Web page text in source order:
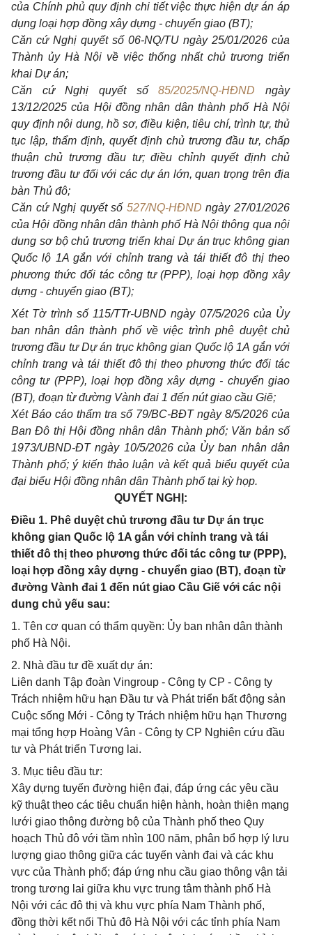
của Chính phủ quy định chi tiết việc thực hiện dự án áp
dụng loại hợp đồng xây dựng - chuyển giao (BT);
Căn cứ Nghị quyết số 06-NQ/TU ngày 25/01/2026 của
Thành ủy Hà Nội về việc thống nhất chủ trương triển
khai Dự án;
Căn cứ Nghị quyết số85/2025/NQ-HĐND ngày
13/12/2025 của Hội đồng nhân dân thành phố Hà Nội
quy định nội dung, hồ sơ, điều kiện, tiêu chí, trình tự, thủ
tục lập, thẩm định, quyết định chủ trương đầu tư, chấp
thuận chủ trương đầu tư; điều chỉnh quyết định chủ
trương đầu tư đối với các dự án lớn, quan trọng trên địa
bàn Thủ đô;
Căn cứ Nghị quyết số 527/NQ-HĐND ngày 27/01/2026
của Hội đồng nhân dân thành phố Hà Nội thông qua nội
dung sơ bộ chủ trương triển khai Dự án trục không gian
Quốc lộ 1A gắn với chỉnh trang và tái thiết đô thị theo
phương thức đối tác công tư (PPP), loại hợp đồng xây
dựng - chuyển giao (BT);
Xét Tờ trình số 115/TTr-UBND ngày 07/5/2026 của Ủy
ban nhân dân thành phố về việc trình phê duyệt chủ
trương đầu tư Dự án trục không gian Quốc lộ 1A gắn với
chỉnh trang và tái thiết đô thị theo phương thức đối tác
công tư (PPP), loại hợp đồng xây dựng - chuyển giao
(BT), đoạn từ đường Vành đai 1 đến nút giao cầu Giẽ;
Xét Báo cáo thẩm tra số 79/BC-BĐT ngày 8/5/2026 của
Ban Đô thị Hội đồng nhân dân Thành phố; Văn bản số
1973/UBND-ĐT ngày 10/5/2026 của Ủy ban nhân dân
Thành phố; ý kiến thảo luận và kết quả biểu quyết của
đại biểu Hội đồng nhân dân Thành phố tại kỳ họp.
QUYẾT NGHỊ:
Điều 1. Phê duyệt chủ trương đầu tư Dự án trục
không gian Quốc lộ 1A gắn với chỉnh trang và tái
thiết đô thị theo phương thức đối tác công tư (PPP),
loại hợp đồng xây dựng - chuyển giao (BT), đoạn từ
đường Vành đai 1 đến nút giao Cầu Giẽ với các nội
dung chủ yếu sau:
1. Tên cơ quan có thẩm quyền: Ủy ban nhân dân thành
phố Hà Nội.
2. Nhà đầu tư đề xuất dự án:
Liên danh Tập đoàn Vingroup - Công ty CP - Công ty
Trách nhiệm hữu hạn Đầu tư và Phát triển bất động sản
Cuộc sống Mới - Công ty Trách nhiệm hữu hạn Thương
mại tổng hợp Hoàng Vân - Công ty CP Nghiên cứu đầu
tư và Phát triển Tương lai.
3. Mục tiêu đầu tư:
Xây dựng tuyến đường hiện đại, đáp ứng các yêu cầu
kỹ thuật theo các tiêu chuẩn hiện hành, hoàn thiện mạng
lưới giao thông đường bộ của Thành phố theo Quy
hoạch Thủ đô với tầm nhìn 100 năm, phân bổ hợp lý lưu
lượng giao thông giữa các tuyến vành đai và các khu
vực của Thành phố; đáp ứng nhu cầu giao thông vận tải
trong tương lai giữa khu vực trung tâm thành phố Hà
Nội với các đô thị và khu vực phía Nam Thành phố,
đồng thời kết nối Thủ đô Hà Nội với các tỉnh phía Nam